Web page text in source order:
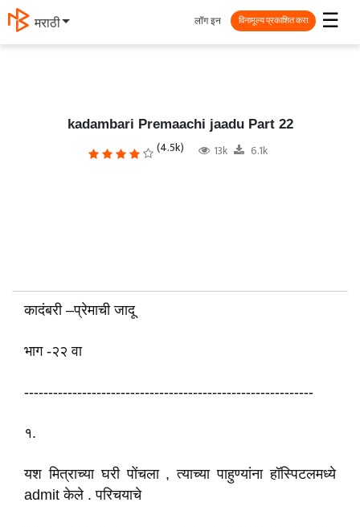
தமிழ் ☰
लॉग इन विनामूल्य प्रकाशित करा
kadambari Premaachi jaadu Part 22
(4.5k) 13k 6.1k
कादंबरी –प्रेमाची जादू
भाग -२२ वा
------------------------------------------------------------
१.
यश मित्राच्या घरी पोंचला , त्याच्या पाहुण्यांना हॉस्पिटलमध्ये
admit केले . परिचयाचे